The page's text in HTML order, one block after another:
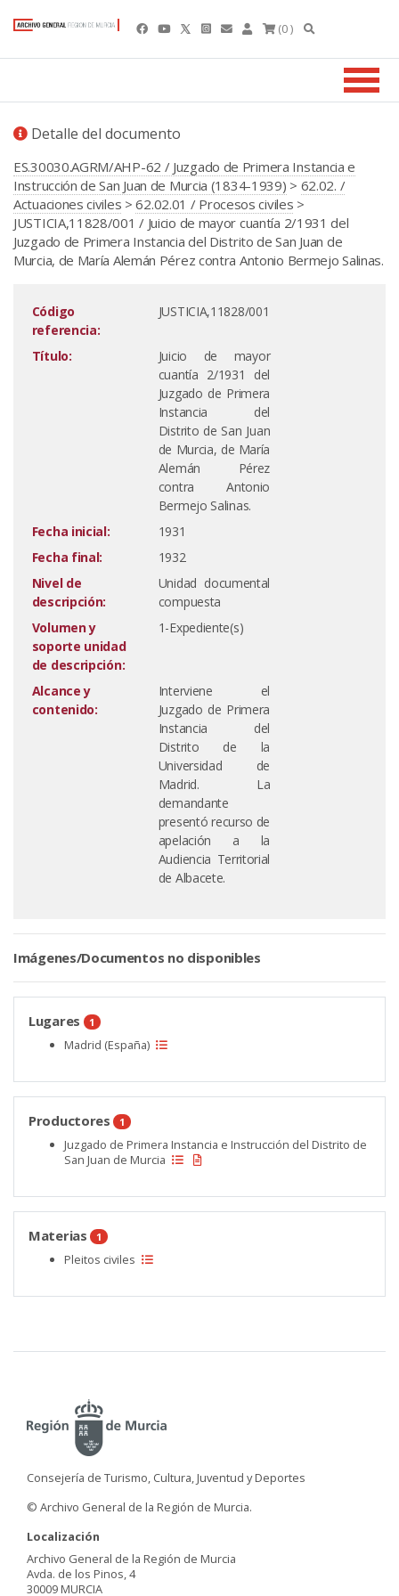
(0 )
Detalle del documento
ES.30030.AGRM/AHP-62 / Juzgado de Primera Instancia e
Instrucción de San Juan de Murcia (1834-1939) > 62.02. /
Actuaciones civiles >62.02.01 / Procesos civiles >
JUSTICIA,11828/001 / Juicio de mayor cuantía 2/1931 del
Juzgado de Primera Instancia del Distrito de San Juan de
Murcia, de María Alemán Pérez contra Antonio Bermejo Salinas.
Código
referencia:
JUSTICIA,11828/001
Título:
Juicio de mayor
cuantía 2/1931 del
Juzgado de Primera
Instancia del
Distrito de San Juan
de Murcia, de María
Alemán Pérez
contra Antonio
Bermejo Salinas.
Fecha inicial:
1931
Fecha final:
1932
Nivel de
descripción:
Unidad documental
compuesta
Volumen y
soporte unidad
de descripción:
1-Expediente(s)
Alcance y
contenido:
Interviene el
Juzgado de Primera
Instancia del
Distrito de la
Universidad de
Madrid. La
demandante
presentó recurso de
apelación a la
Audiencia Territorial
de Albacete.
Imágenes/Documentos no disponibles
Lugares 1
Madrid (España)
Productores 1
Juzgado de Primera Instancia e Instrucción del Distrito de
San Juan de Murcia
Materias 1
Pleitos civiles
Consejería de Turismo, Cultura, Juventud y Deportes
© Archivo General de la Región de Murcia.
Localización
Archivo General de la Región de Murcia
Avda. de los Pinos, 4
30009 MURCIA